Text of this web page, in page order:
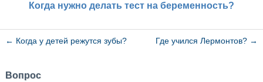
Когда нужно делать тест на беременность?
← Когда у детей режутся зубы? Где учился Лермонтов? →
Вопрос